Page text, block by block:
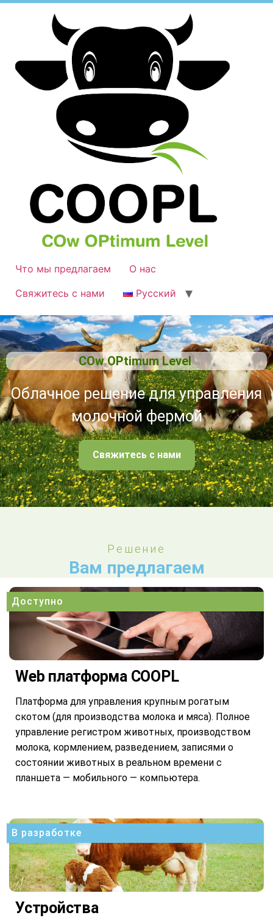
Что мы предлагаем
О нас
Свяжитесь с нами
Русский
COw OPtimum Level
Облачное решение для управления
молочной фермой
Свяжитесь с нами
Решение
Вам предлагаем
Доступно
Web платформа COOPL
Платформа для управления крупным рогатым
скотом (для производства молока и мяса). Полное
управление регистром животных, производством
молока, кормлением, разведением, записями о
состоянии животных в реальном времени с
планшета — мобильного — компьютера.
В разработке
Устройства